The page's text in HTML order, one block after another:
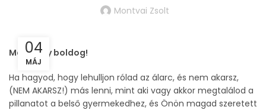
Montvai Zsolt
04
MÁJ
Ma is légy boldog!
Ha hagyod, hogy lehulljon rólad az álarc, és nem akarsz,
(NEM AKARSZ!) más lenni, mint aki vagy akkor megtalálod a
pillanatot a belső gyermekedhez, és Önön magad szeretett